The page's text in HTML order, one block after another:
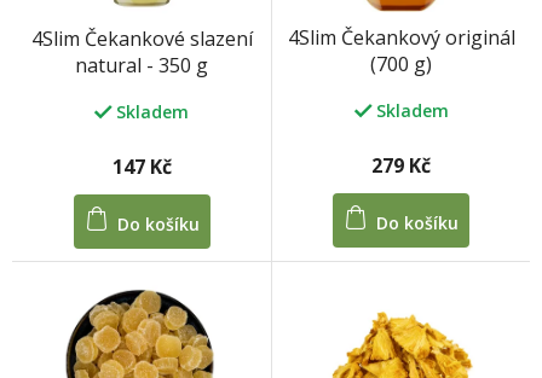
4Slim Čekankové slazení
natural - 350 g
Skladem
147 Kč
Do košíku
4Slim Čekankový originál
(700 g)
Skladem
279 Kč
Do košíku